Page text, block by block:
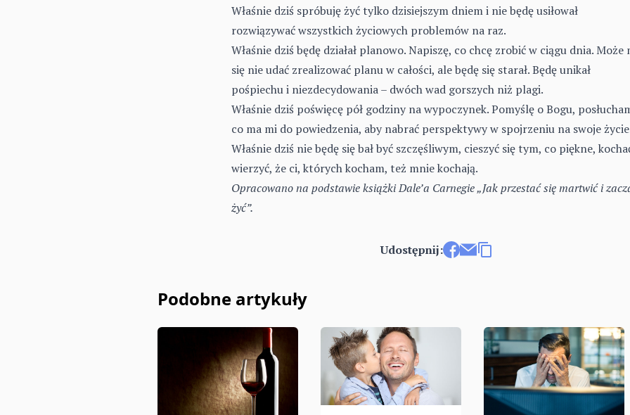
Właśnie dziś spróbuję żyć tylko dzisiejszym dniem i nie będę usiłował
rozwiązywać wszystkich życiowych problemów na raz.
Właśnie dziś będę działał planowo. Napiszę, co chcę zrobić w ciągu dnia. Może
się nie udać zrealizować planu w całości, ale będę się starał. Będę unikał
pośpiechu i niezdecydowania – dwóch wad gorszych niż plagi.
Właśnie dziś poświęcę pół godziny na wypoczynek. Pomyślę o Bogu,
co ma mi do powiedzenia, aby nabrać perspektywy w spojrzeniu na swoje
Właśnie dziś nie będę się bał być szczęśliwym, cieszyć się tym, co piękne,
wierzyć, że ci, których kocham, też mnie kochają.
Opracowano na podstawie książki Dale’a Carnegie „Jak przestać się martwić i
żyć”.
Udostępnij:
Podobne artykuły